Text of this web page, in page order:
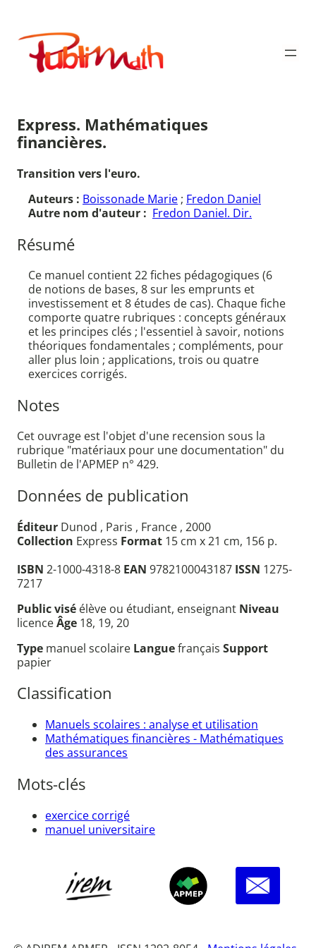
contenu
Publimath
Express. Mathématiques
financières.
Transition vers l'euro.
Auteurs : Boissonade Marie ; Fredon Daniel
Autre nom d'auteur : Fredon Daniel. Dir.
Résumé
Ce manuel contient 22 fiches pédagogiques (6
de notions de bases, 8 sur les emprunts et
investissement et 8 études de cas). Chaque fiche
comporte quatre rubriques : concepts généraux
et les principes clés ; l'essentiel à savoir, notions
théoriques fondamentales ; compléments, pour
aller plus loin ; applications, trois ou quatre
exercices corrigés.
Notes
Cet ouvrage est l'objet d'une recension sous la
rubrique "matériaux pour une documentation" du
Bulletin de l'APMEP n° 429.
Données de publication
Éditeur Dunod , Paris , France , 2000
Collection Express Format 15 cm x 21 cm, 156 p.
ISBN 2-1000-4318-8 EAN 9782100043187 ISSN 1275-
7217
Public visé élève ou étudiant, enseignant Niveau
licenceÂge 18, 19, 20
Type manuel scolaire Languefrançais Support
papier
Classification
Manuels scolaires : analyse et utilisation
Mathématiques financières - Mathématiques
des assurances
Mots-clés
exercice corrigé
manuel universitaire